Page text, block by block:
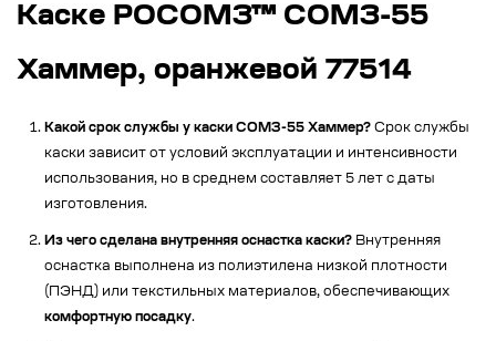
Каске РОСОМЗ™ СОМЗ-55
Хаммер, оранжевой 77514
Какой срок службы у каски СОМЗ-55 Хаммер? Срок службы
каски зависит от условий эксплуатации и интенсивности
использования, но в среднем составляет 5 лет с даты
изготовления.
Из чего сделана внутренняя оснастка каски? Внутренняя
оснастка выполнена из полиэтилена низкой плотности
(ПЭНД) или текстильных материалов, обеспечивающих
комфортную посадку.